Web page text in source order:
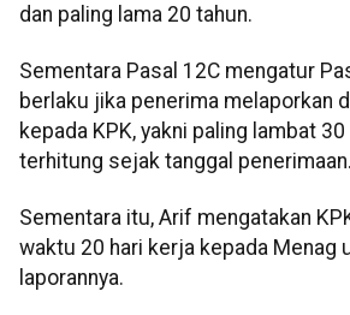
dan paling lama 20 tahun.
Sementara Pasal 12C mengatur
berlaku jika penerima melaporkan
kepada KPK, yakni paling lambat
terhitung sejak tanggal penerimaan.
Sementara itu, Arif mengatakan
waktu 20 hari kerja kepada Menag
laporannya.